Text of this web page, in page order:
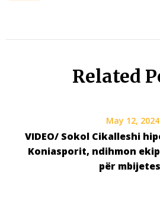
Related
May 12, 2024
VIDEO/ Sokol Cikalleshi
Koniasporit, ndihmon
për